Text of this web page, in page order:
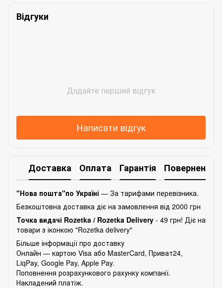
Відгуки
Додайте перший відгук
Написати відгук
Доставка Оплата Гарантія Повернення
"Нова пошта"по Україні — За тарифами перевізника.
Безкоштовна доставка діє на замовлення від 2000 грн
Точка видачі Rozetka / Rozetka Delivery - 49 грн! Діє на
товари з іконкою "Rozetka delivery"
Більше інформації про доставку
Онлайн — картою Visa або MasterCard, Приват24,
LiqPay, Google Pay, Apple Pay.
Поповнення розрахункового рахунку компанії.
Накладений платіж.